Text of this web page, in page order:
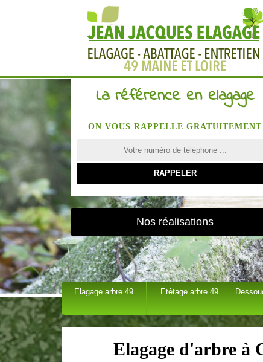
La référence en elagage
ON VOUS RAPPELLE GRATUITEMENT
Nos réalisations
Elagage arbre 49 Etêtage arbre 49
Elagage d'arbre à